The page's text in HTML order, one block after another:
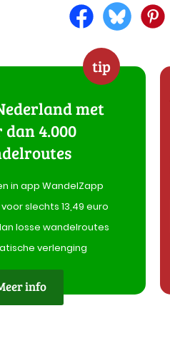
tip
met
dan 4.000
in app WandelZapp
slechts 13,49 euro
losse wandelroutes
verlenging
info